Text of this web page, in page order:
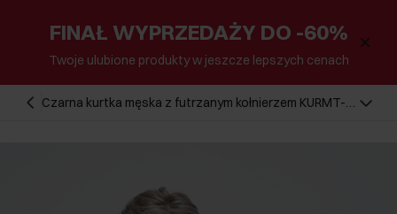
FINAŁ WYPRZEDAŻY DO -60%
Twoje ulubione produkty w jeszcze lepszych cenach
Czarna kurtka męska z futrzanym kołnierzem KURMT-